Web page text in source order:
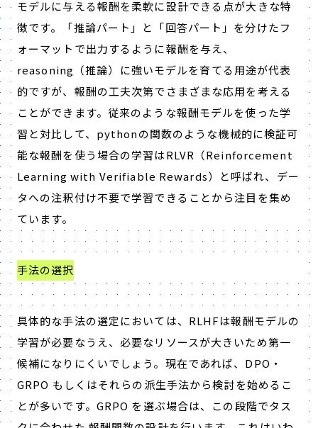
モデルに与える報酬を柔軟に設計できる点が大きな特
徴です。「推論パート」と「回答パート」を分けたフ
ォーマットで出力するように報酬を与え、
reasoning （推論）に強いモデルを育てる用途が代表
的ですが、報酬の工夫次第でさまざまな応用を考える
ことができます。従来のような報酬モデルを使った学
習と対比して、pythonの関数のような機械的に検証可
能な報酬を使う場合の学習はRLVR （Reinforcement
Learning with Verifiable Rewards）と呼ばれ、デー
タへの注釈付け不要で学習できることから注目を集め
ています。
手法の選択
具体的な手法の選定においては、 RLHFは報酬モデルの
学習が必要なうえ、必要なリソースが大きいため第一
候補になりにくいでしょう。現在であれば、 DPO ・
GRPO もしくはそれらの派生手法から検討を始めるこ
とが多いです。 GRPO を選ぶ場合は、この段階でタス